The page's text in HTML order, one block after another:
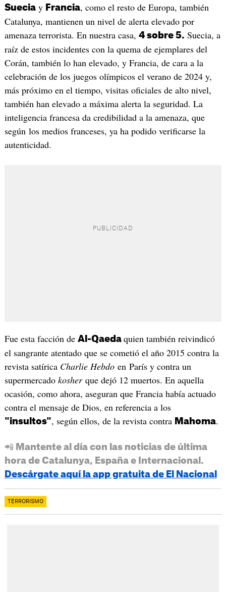
Sueciay Francia, como el resto de Europa, también
Catalunya, mantienen un nivel de alerta elevado por
amenaza terrorista. En nuestra casa, 4 sobre 5. Suecia, a
raíz de estos incidentes con la quema de ejemplares del
Corán, también lo han elevado, y Francia, de cara a la
celebración de los juegos olímpicos el verano de 2024 y,
más próximo en el tiempo, visitas oficiales de alto nivel,
también han elevado a máxima alerta la seguridad. La
inteligencia francesa da credibilidad a la amenaza, que
según los medios franceses, ya ha podido verificarse la
autenticidad.
Fue esta facción de Al-Qaeda quien también reivindicó
el sangrante atentado que se cometió el año 2015 contra la
revista satírica Charlie Hebdoen París y contra un
supermercado kosherque dejó 12 muertos. En aquella
ocasión, como ahora, aseguran que Francia había actuado
contra el mensaje de Dios, en referencia a los
"insultos", según ellos, de la revista contra Mahoma.
📲 Mantente al día con las noticias de última
hora de Catalunya, España e Internacional.
Descárgate aquí la app gratuita de El Nacional
TERRORISMO